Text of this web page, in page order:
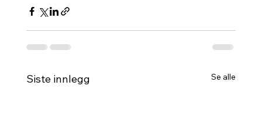
Siste innlegg Se alle